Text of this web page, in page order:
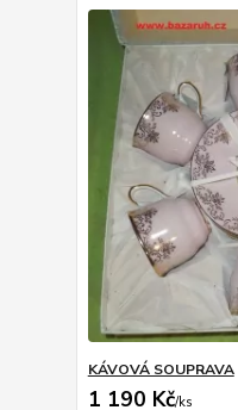
KÁVOVÁ SOUPRAVA
1 190 Kč/ks